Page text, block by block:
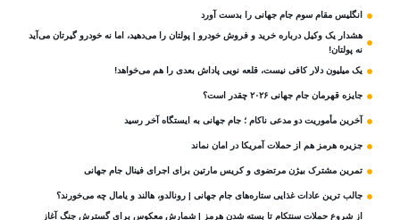
انگلیس مقام سوم جام‌ جهانی را بدست آورد
هشدار یک وکیل درباره خرید و فروش خودرو | پولتان را می‌دهید، اما نه خودرو گیرتان می‌آید
نه پولتان!
یک میلیون دلار کافی نیست، قلعه‌ نویی پاداش بعدی را هم می‌خواهد!
جایزه قهرمان جام جهانی ۲۰۲۶ چقدر است؟
آخرین مأموریت دو مدعی ناکام ؛ جام جهانی به ایستگاه آخر رسید
جزیره هرمز هم از حملات آمریکا در امان نماند
تمرین مشترک بیژن مرتضوی و کریس مارتین برای اجرای فینال جام جهانی
جالب ترین عادات غذایی ستاره‌های جام جهانی | رونالدو، هالند و یامال چه می‌خورند؟
از شروع حملات سنتکام تا بسته شدن هرمز | شمارش معکوس برای گسترش جنگ آغاز